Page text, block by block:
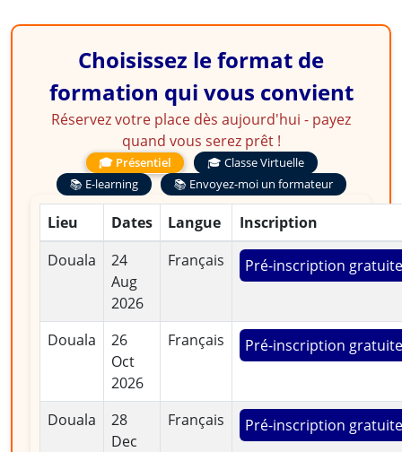
Choisissez le format de
formation qui vous convient
Réservez votre place dès aujourd'hui - payez
quand vous serez prêt !
🎓 Présentiel
🎓 Classe Virtuelle
📚 E-learning
📚 Envoyez-moi un formateur
Lieu Dates Langue
Inscription
Douala
24
Aug
2026
Français Pré-inscription gratuite
Douala
26
Oct
2026
Français Pré-inscription gratuite
Douala
28
Dec
Français Pré-inscription gratuite